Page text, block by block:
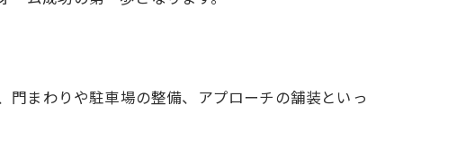
まわりや駐車場の整備、アプローチの舗装といっ